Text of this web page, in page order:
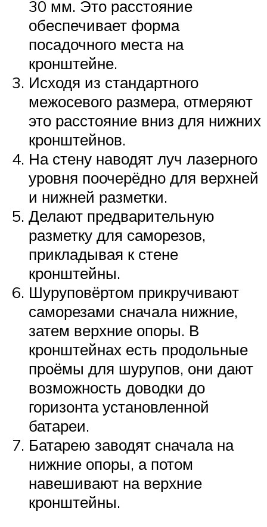
30 мм. Это расстояние
обеспечивает форма
посадочного места на
кронштейне.
Исходя из стандартного
межосевого размера, отмеряют
это расстояние вниз для нижних
кронштейнов.
На стену наводят луч лазерного
уровня поочерёдно для верхней
и нижней разметки.
Делают предварительную
разметку для саморезов,
прикладывая к стене
кронштейны.
Шуруповёртом прикручивают
саморезами сначала нижние,
затем верхние опоры. В
кронштейнах есть продольные
проёмы для шурупов, они дают
возможность доводки до
горизонта установленной
батареи.
Батарею заводят сначала на
нижние опоры, а потом
навешивают на верхние
кронштейны.